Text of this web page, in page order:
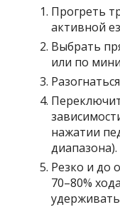
Прогреть
активной
Выбрать
или по
нажатии
диапазона).
Резко и до
70–80%